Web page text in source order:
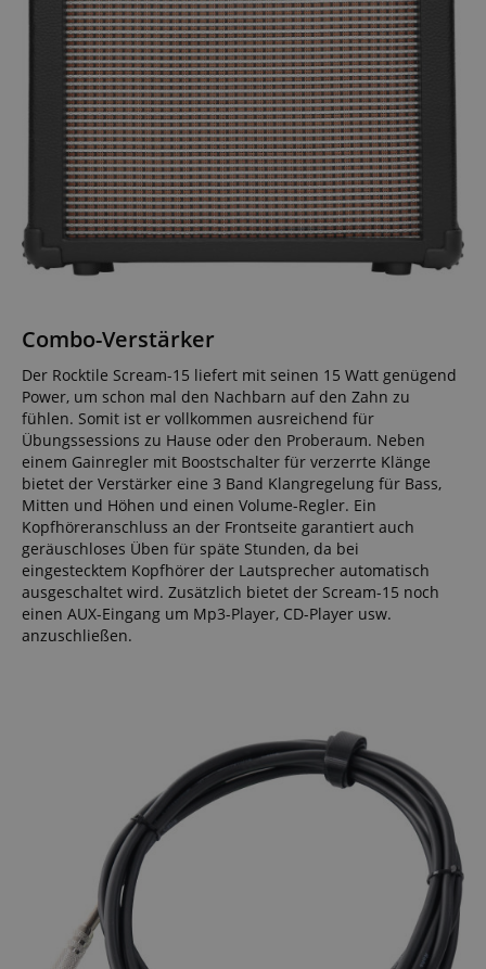
Combo-Verstärker
Der Rocktile Scream-15 liefert mit seinen 15 Watt genügend
Power, um schon mal den Nachbarn auf den Zahn zu
fühlen. Somit ist er vollkommen ausreichend für
Übungssessions zu Hause oder den Proberaum. Neben
einem Gainregler mit Boostschalter für verzerrte Klänge
bietet der Verstärker eine 3 Band Klangregelung für Bass,
Mitten und Höhen und einen Volume-Regler. Ein
Kopfhöreranschluss an der Frontseite garantiert auch
geräuschloses Üben für späte Stunden, da bei
eingestecktem Kopfhörer der Lautsprecher automatisch
ausgeschaltet wird. Zusätzlich bietet der Scream-15 noch
einen AUX-Eingang um Mp3-Player, CD-Player usw.
anzuschließen.